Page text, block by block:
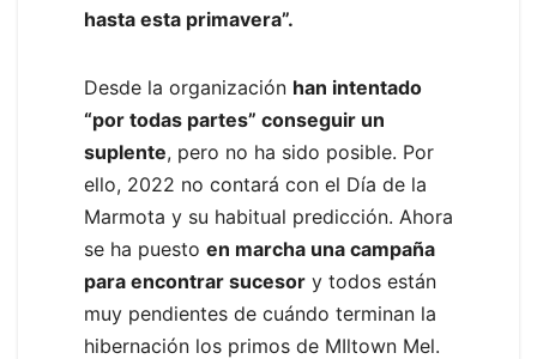
hasta esta primavera”.
Desde la organización han intentado
“por todas partes” conseguir un
suplente, pero no ha sido posible. Por
ello, 2022 no contará con el Día de la
Marmota y su habitual predicción. Ahora
se ha puesto en marcha una campaña
para encontrar sucesor y todos están
muy pendientes de cuándo terminan la
hibernación los primos de MIltown Mel.